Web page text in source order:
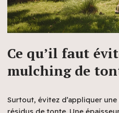
Ce qu’il faut
mulching de
Surtout, évitez d’appliquer